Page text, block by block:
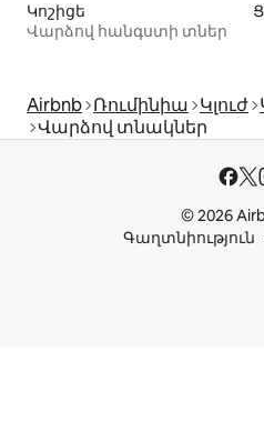
Կոշիցե
Վարձով հանգստի տներ
Airbnb Ռումինիա Կլուժ
Վարձով տնակներ
© 2026
Գաղտնիություն